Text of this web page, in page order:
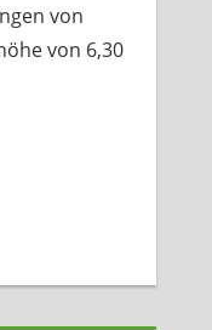
von
von 6,30